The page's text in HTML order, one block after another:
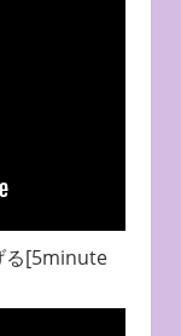
る[5minute